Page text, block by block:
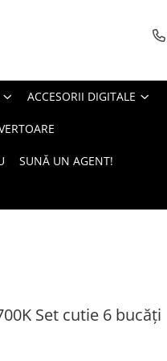
ACCESORII DIGITALE
SUNĂ UN AGENT!
Set cutie 6 bucăți